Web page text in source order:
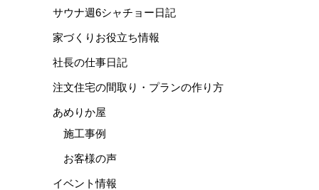
サウナ週6シャチョー日記
家づくりお役立ち情報
社長の仕事日記
注文住宅の間取り・プランの作り方
あめりか屋
施工事例
お客様の声
イベント情報